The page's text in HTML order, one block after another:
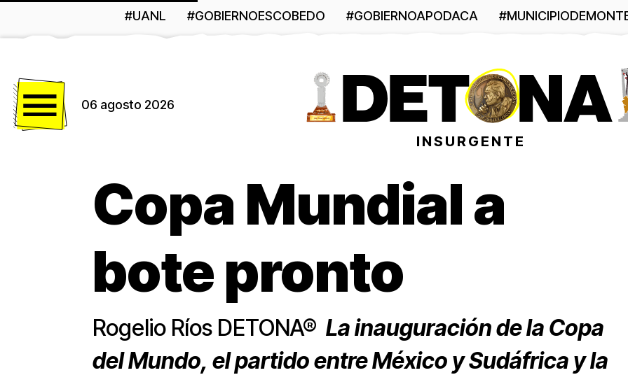
#UANL #GOBIERNOESCOBEDO #GOBIERNOAPODACA
06 agosto 2026
INSURGENTE
Copa Mundial a
bote pronto
Rogelio Ríos DETONA® La inauguración de la Copa
del Mundo, el partido entre México y Sudáfrica y la